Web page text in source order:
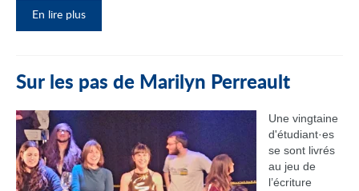
En lire plus
Sur les pas de Marilyn Perreault
Une vingtaine
d'étudiant·es
se sont livrés
au jeu de
l’écriture